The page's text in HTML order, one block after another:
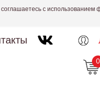
с использованием
0